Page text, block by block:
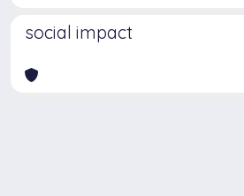
social impact